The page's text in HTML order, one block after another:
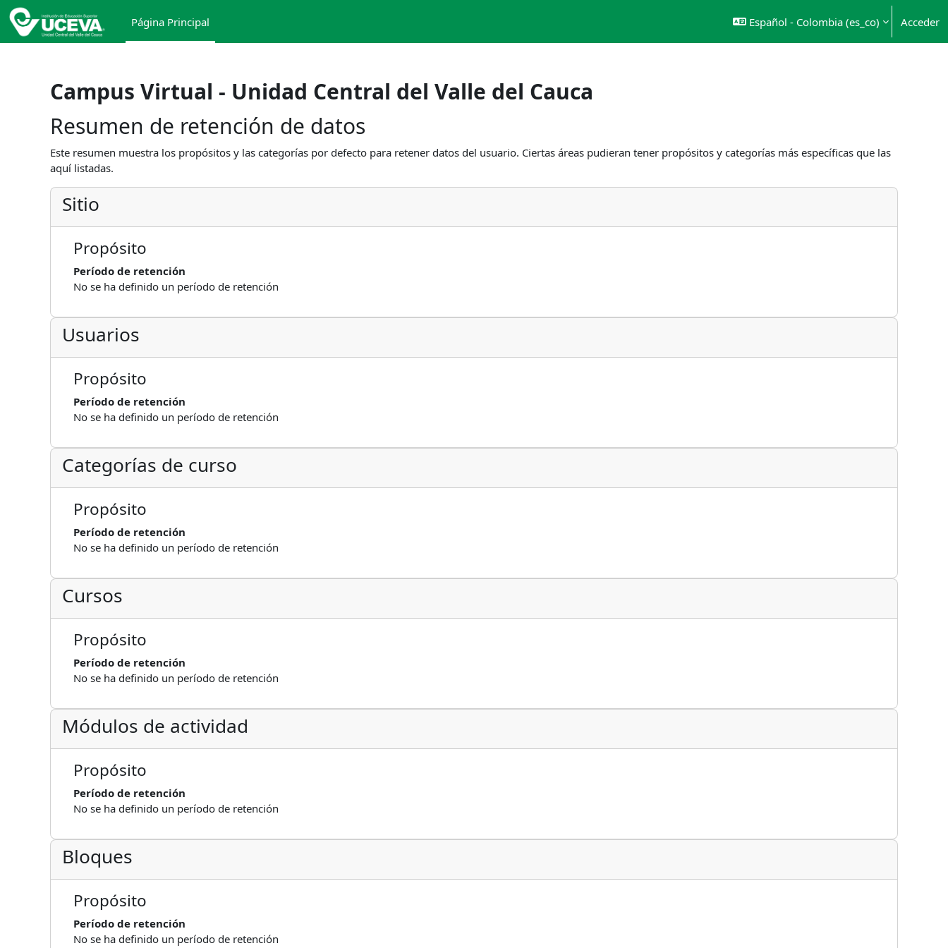
Saltar al contenido principal
Página Principal
Español - Colombia ‎(es_co)‎ Acceder
Campus Virtual - Unidad Central del Valle del Cauca
Resumen de retención de datos
Este resumen muestra los propósitos y las categorías por defecto para retener datos del usuario. Ciertas áreas pudieran tener propósitos y categorías más específicas que las
aquí listadas.
Sitio
Propósito
Período de retención
No se ha definido un período de retención
Usuarios
Propósito
Período de retención
No se ha definido un período de retención
Categorías de curso
Propósito
Período de retención
No se ha definido un período de retención
Cursos
Propósito
Período de retención
No se ha definido un período de retención
Módulos de actividad
Propósito
Período de retención
No se ha definido un período de retención
Bloques
Propósito
Período de retención
No se ha definido un período de retención